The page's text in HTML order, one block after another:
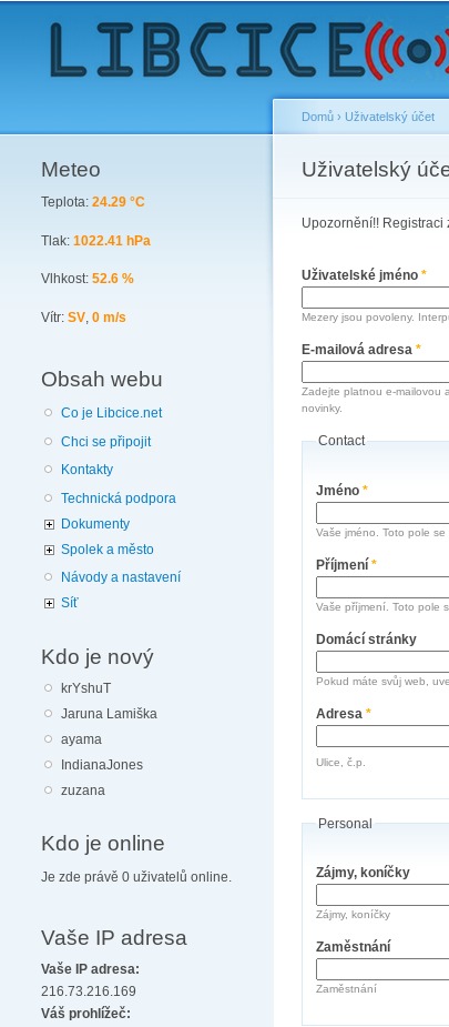
Meteo
Teplota: 24.29 °C
Tlak: 1022.41 hPa
Vlhkost: 52.6 %
Vítr: SV, 0 m/s
Obsah webu
Co je Libcice.net
Chci se připojit
Kontakty
Technická podpora
Dokumenty
Spolek a město
Návody a nastavení
Síť
Kdo je nový
krYshuT
Jaruna Lamiška
ayama
IndianaJones
zuzana
Kdo je online
Je zde právě 0 uživatelů online.
Vaše IP adresa
Vaše IP adresa:
216.73.216.169
Váš prohlížeč:
You are here
Domů › Uživatelský účet
Uživatelský
Primary tabs
Upozornění!! Registraci
Uživatelské jméno *
Mezery jsou povoleny.
E-mailová adresa *
Zadejte platnou e-mailovou
novinky.
Contact
Jméno*
Vaše jméno. Toto pole
Příjmení*
Vaše příjmení. Toto pole
Domácí stránky
Pokud máte svůj web,
Adresa*
Ulice, č.p.
Personal
Zájmy, koníčky
Zájmy, koníčky
Zaměstnání
Zaměstnání